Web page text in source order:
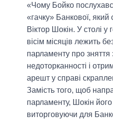
«Чому Бойко
«гачку» Банкової, який
Віктор Шокін. У столі
вісім місяців лежить
парламенту про зняття
недоторканності і
арешт у справі
Замість того, щоб
парламенту, Шокін
виторговуючи для